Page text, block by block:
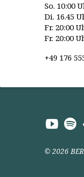
So. 10:00
Di. 16.45
Fr. 20:00
Fr. 20:00
+49 176
© 2026